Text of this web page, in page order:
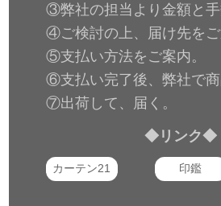
③弊社の担当より金額と手
④ご検討の上、届け先をご
⑤支払い方法をご案内。
⑥支払い完了後、弊社で商
⑦出荷して、届く。
◆リンク◆
カーテン21 印鑑